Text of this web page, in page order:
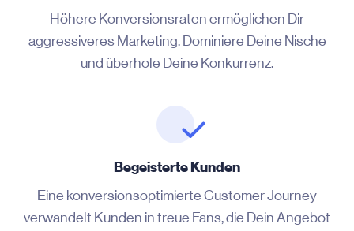
Höhere Konversionsraten ermöglichen Dir
aggressiveres Marketing. Dominiere Deine Nische
und überhole Deine Konkurrenz.
Begeisterte Kunden
Eine konversionsoptimierte Customer Journey
verwandelt Kunden in treue Fans, die Dein Angebot